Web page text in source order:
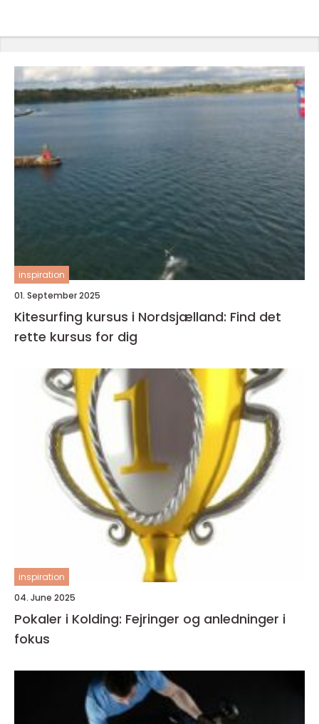
inspiration
01. September 2025
Kitesurfing kursus i Nordsjælland: Find det
rette kursus for dig
inspiration
04. June 2025
Pokaler i Kolding: Fejringer og anledninger i
fokus